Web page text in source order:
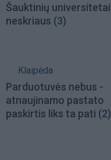
Šauktinių universitetai
neskriaus (3)
Klaipėda
Parduotuvės nebus -
atnaujinamo pastato
paskirtis liks ta pati (2)